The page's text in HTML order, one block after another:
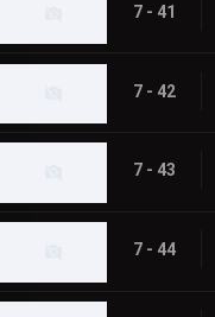
7 - 41
7 - 42
7 - 43
7 - 44